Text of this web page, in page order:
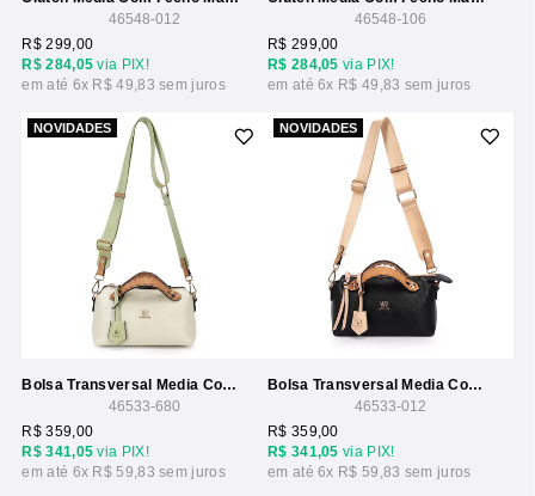
46548-012
R$ 284,05 via PIX!
R$ 299,00
6x R$ 49,83
46548-106
R$ 284,05 via PIX!
R$ 299,00
6x R$ 49,83
NOVIDADES
Bolsa Transversal Media Com Detalhe Pesponto
46533-680
R$ 341,05 via PIX!
R$ 359,00
6x R$ 59,83
NOVIDADES
Bolsa Transversal Media Com Detalhe Pesponto
46533-012
R$ 341,05 via PIX!
R$ 359,00
6x R$ 59,83